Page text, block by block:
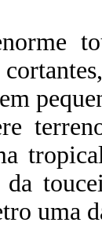
da
uma